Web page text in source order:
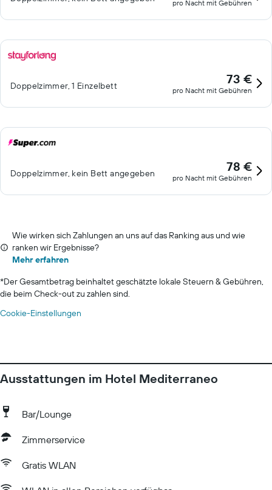
pro Nacht mit Gebühren
Doppelzimmer, 1 Einzelbett 73 €
pro Nacht mit Gebühren
Doppelzimmer, kein Bett angegeben 78 €
pro Nacht mit Gebühren
Wie wirken sich Zahlungen an uns auf das Ranking aus und wie
ranken wir Ergebnisse?
Mehr erfahren
*Der Gesamtbetrag beinhaltet geschätzte lokale Steuern & Gebühren,
die beim Check-out zu zahlen sind.
Cookie-Einstellungen
Ausstattungen im Hotel Mediterraneo
Bar/Lounge
Zimmerservice
Gratis WLAN